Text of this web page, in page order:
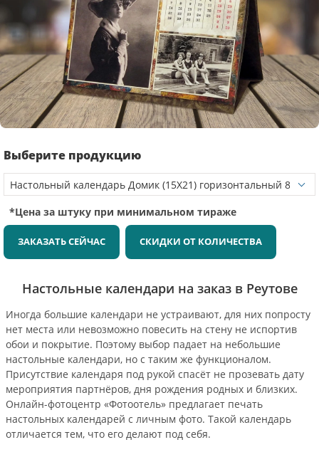
Выберите продукцию
*Цена за штуку при минимальном тираже
ЗАКАЗАТЬ СЕЙЧАС СКИДКИ ОТ КОЛИЧЕСТВА
Настольные календари на заказ в Реутове
Иногда большие календари не устраивают, для них попросту
нет места или невозможно повесить на стену не испортив
обои и покрытие. Поэтому выбор падает на небольшие
настольные календари, но с таким же функционалом.
Присутствие календаря под рукой спасёт не прозевать дату
мероприятия партнёров, дня рождения родных и близких.
Онлайн-фотоцентр «Фотоотель» предлагает печать
настольных календарей с личным фото. Такой календарь
отличается тем, что его делают под себя.